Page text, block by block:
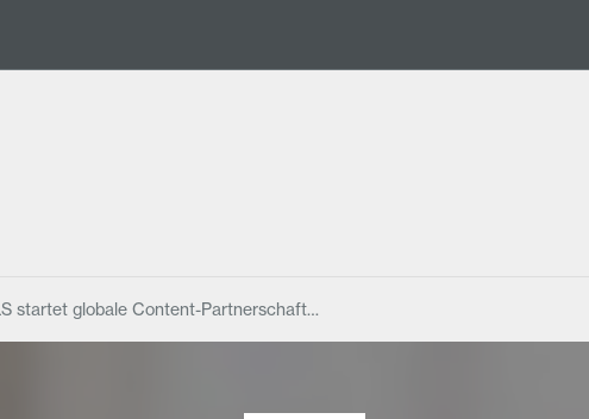
startet globale Content-Partnerschaft…